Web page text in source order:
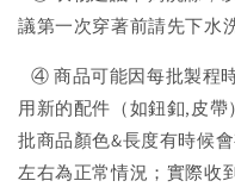
議第一次穿著前請先下水
④ 商品可能因每批製程
用新的配件（如鈕釦,皮
批商品顏色&長度有時候
左右為正常情況；實際收